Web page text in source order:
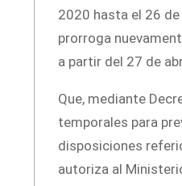
2020 hasta el 26
prorroga
a partir del 27 de
Que, mediante
temporales para
disposiciones
autoriza al